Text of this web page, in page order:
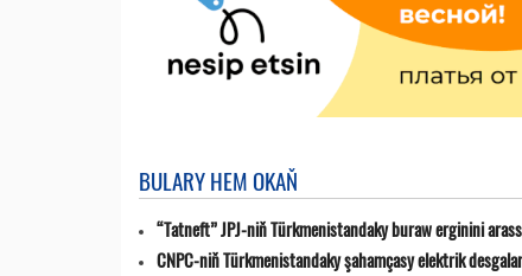
BULARY HEM OKAŇ
“Tatneft” JPJ-niň Türkmenistandaky buraw erginini
CNPC-niň Türkmenistandaky şahamçasy elektrik